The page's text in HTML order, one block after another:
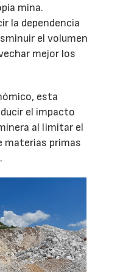
mina.
la dependencia
el volumen
mejor los
esta
el impacto
al limitar el
materias primas